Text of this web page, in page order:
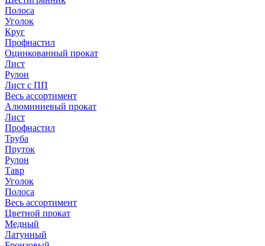
Полоса
Уголок
Круг
Профнастил
Оцинкованный прокат
Лист
Рулон
Лист с ПП
Весь ассортимент
Алюминиевый прокат
Лист
Профнастил
Труба
Пруток
Рулон
Тавр
Уголок
Полоса
Весь ассортимент
Цветной прокат
Медный
Латунный